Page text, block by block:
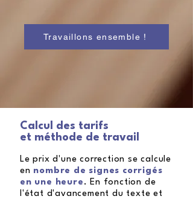
Travaillons ensemble !
Calcul des tarifs
et méthode de travail
Le prix d'une correction se calcule
en nombre de signes corrigés
en une heure . En fonction de
l'état d'avancement du texte et